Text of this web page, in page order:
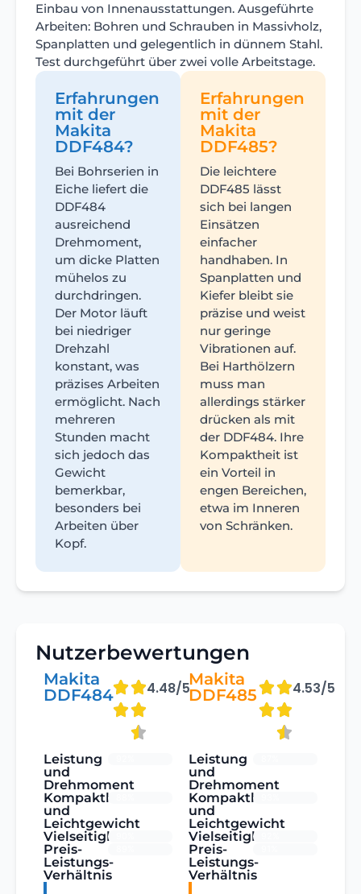
Einbau von Innenausstattungen. Ausgeführte
Arbeiten: Bohren und Schrauben in Massivholz,
Spanplatten und gelegentlich in dünnem Stahl.
Test durchgeführt über zwei volle Arbeitstage.
Erfahrungen
mit der
Makita
DDF484?
Bei Bohrserien in
Eiche liefert die
DDF484
ausreichend
Drehmoment,
um dicke Platten
mühelos zu
durchdringen.
Der Motor läuft
bei niedriger
Drehzahl
konstant, was
präzises Arbeiten
ermöglicht. Nach
mehreren
Stunden macht
sich jedoch das
Gewicht
bemerkbar,
besonders bei
Arbeiten über
Kopf.
Erfahrungen
mit der
Makita
DDF485?
Die leichtere
DDF485 lässt
sich bei langen
Einsätzen
einfacher
handhaben. In
Spanplatten und
Kiefer bleibt sie
präzise und weist
nur geringe
Vibrationen auf.
Bei Harthölzern
muss man
allerdings stärker
drücken als mit
der DDF484. Ihre
Kompaktheit ist
ein Vorteil in
engen Bereichen,
etwa im Inneren
von Schränken.
Nutzerbewertungen
Makita
DDF484
4.48/5
Leistung
und
Drehmoment
Kompaktheit
und
Leichtgewicht
Vielseitigkeit
Preis-
Leistungs-
Verhältnis
Makita
DDF485
4.53/5
Leistung
und
Drehmoment
Kompaktheit
und
Leichtgewicht
Vielseitigkeit
Preis-
Leistungs-
Verhältnis